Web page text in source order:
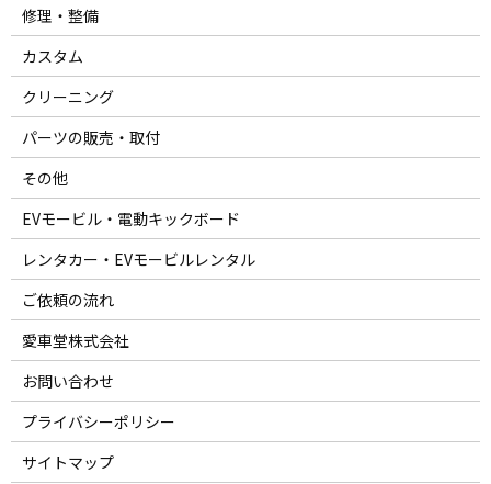
修理・整備
カスタム
クリーニング
パーツの販売・取付
その他
EVモービル・電動キックボード
レンタカー・EVモービルレンタル
ご依頼の流れ
愛車堂株式会社
お問い合わせ
プライバシーポリシー
サイトマップ